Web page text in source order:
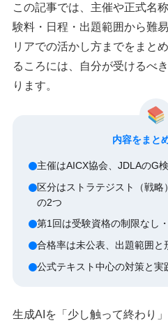
この記事では、主催や正式名
験料・日程・出題範囲から難
リアでの活かし方までをまと
るころには、自分が受けるべ
ります。
内容をまと
主催はAICX協会、JDLAのG
区分はストラテジスト（戦略
の2つ
第1回は受験資格の制限なし
合格率は未公表、出題範囲と
公式テキスト中心の対策と実
生成AIを「少し触って終わり